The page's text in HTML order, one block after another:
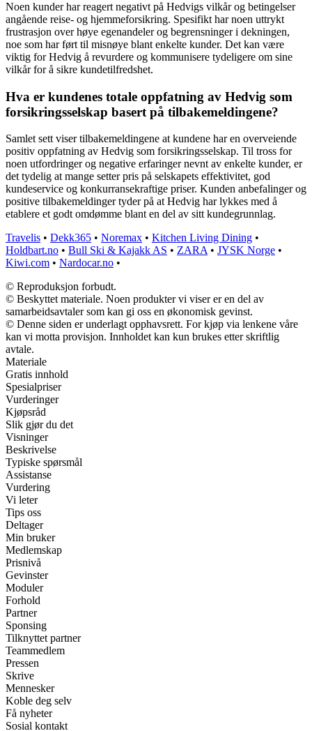
Noen kunder har reagert negativt på Hedvigs vilkår og betingelser
angående reise- og hjemmeforsikring. Spesifikt har noen uttrykt
frustrasjon over høye egenandeler og begrensninger i dekningen,
noe som har ført til misnøye blant enkelte kunder. Det kan være
viktig for Hedvig å revurdere og kommunisere tydeligere om sine
vilkår for å sikre kundetilfredshet.
Hva er kundenes totale oppfatning av Hedvig som
forsikringsselskap basert på tilbakemeldingene?
Samlet sett viser tilbakemeldingene at kundene har en overveiende
positiv oppfatning av Hedvig som forsikringsselskap. Til tross for
noen utfordringer og negative erfaringer nevnt av enkelte kunder, er
det tydelig at mange setter pris på selskapets effektivitet, god
kundeservice og konkurransekraftige priser. Kunden anbefalinger og
positive tilbakemeldinger tyder på at Hedvig har lykkes med å
etablere et godt omdømme blant en del av sitt kundegrunnlag.
Travelis • Dekk365 • Noremax • Kitchen Living Dining •
Holdbart.no • Bull Ski & Kajakk AS • ZARA• JYSK Norge •
Kiwi.com • Nardocar.no •
© Reproduksjon forbudt.
© Beskyttet materiale. Noen produkter vi viser er en del av
samarbeidsavtaler som kan gi oss en økonomisk gevinst.
© Denne siden er underlagt opphavsrett. For kjøp via lenkene våre
kan vi motta provisjon. Innholdet kan kun brukes etter skriftlig
avtale.
Materiale
Gratis innhold
Spesialpriser
Vurderinger
Kjøpsråd
Slik gjør du det
Visninger
Beskrivelse
Typiske spørsmål
Assistanse
Vurdering
Vi leter
Tips oss
Deltager
Min bruker
Medlemskap
Prisnivå
Gevinster
Moduler
Forhold
Partner
Sponsing
Tilknyttet partner
Teammedlem
Pressen
Skrive
Mennesker
Koble deg selv
Få nyheter
Sosial kontakt